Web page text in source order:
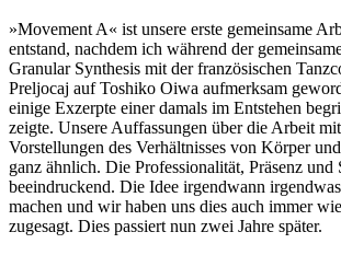
»Movement A« ist unsere erste gemeinsame
entstand, nachdem ich während der
Granular Synthesis mit der französischen
Preljocaj auf Toshiko Oiwa aufmerksam
einige Exzerpte einer damals im Entstehen
zeigte. Unsere Auffassungen über die Arbeit
Vorstellungen des Verhältnisses von Körper
ganz ähnlich. Die Professionalität, Präsenz und
beeindruckend. Die Idee irgendwann
machen und wir haben uns dies auch immer
zugesagt. Dies passiert nun zwei Jahre später.